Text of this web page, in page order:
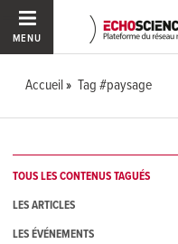
MENU
Accueil Tag #paysage
TOUS LES CONTENUS TAGUÉS
LES ARTICLES
LES ÉVÉNEMENTS